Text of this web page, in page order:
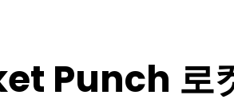
Punch 로